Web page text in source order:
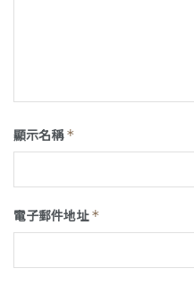
顯示名稱*
電子郵件地址*